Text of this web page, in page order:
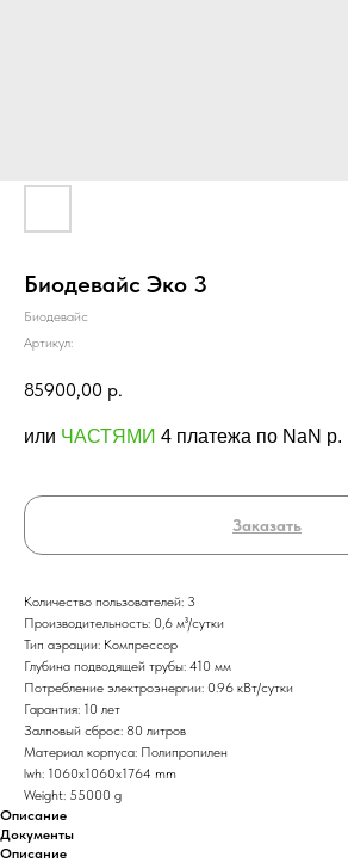
Биодевайс Эко 3
Биодевайс
Артикул:
85900,00 р.
или ЧАСТЯМИ 4 платежа по NaN p.
Заказать
Количество пользователей: 3
Производительность: 0,6 м³/сутки
Тип аэрации: Компрессор
Глубина подводящей трубы: 410 мм
Потребление электроэнергии: 0.96 кВт/сутки
Гарантия: 10 лет
Залповый сброс: 80 литров
Материал корпуса: Полипропилен
lwh: 1060x1060x1764 mm
Weight: 55000 g
Описание
Документы
Описание